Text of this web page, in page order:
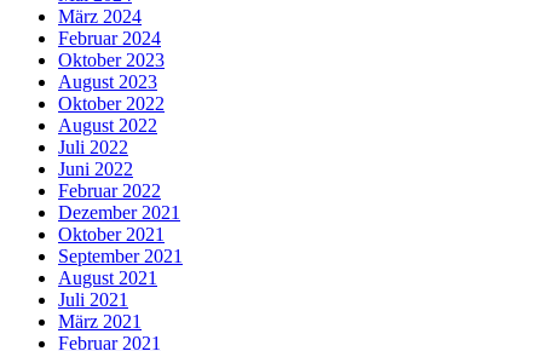
März 2024
Februar 2024
Oktober 2023
August 2023
Oktober 2022
August 2022
Juli 2022
Juni 2022
Februar 2022
Dezember 2021
Oktober 2021
September 2021
August 2021
Juli 2021
März 2021
Februar 2021